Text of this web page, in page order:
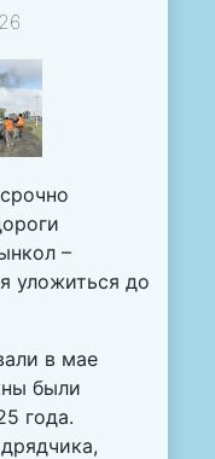
–
уложиться до
в мае
были
года.